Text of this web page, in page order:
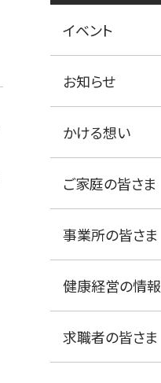
イベント
お知らせ
かける想い
ご家庭の皆さま
事業所の皆さま
健康経営の情報
求職者の皆さま